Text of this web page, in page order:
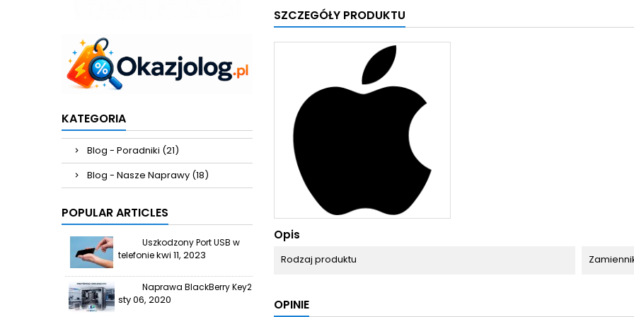
KATEGORIA
Blog - Poradniki (21)
Blog - Nasze Naprawy (18)
POPULAR ARTICLES
Uszkodzony Port USB w
telefoniekwi 11, 2023
Naprawa BlackBerry Key2
sty 06, 2020
SZCZEGÓŁY PRODUKTU
Opis
Rodzaj produktu
OPINIE